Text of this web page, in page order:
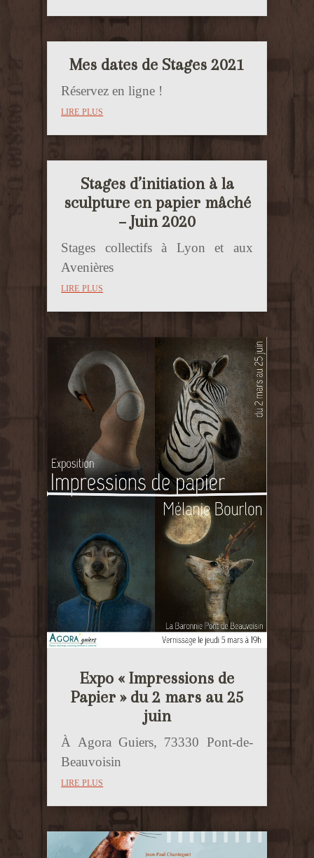
Mes dates de Stages 2021
Réservez en ligne !
lire plus
Stages d’initiation à la
sculpture en papier mâché
– Juin 2020
Stages collectifs à Lyon et aux
Avenières
lire plus
Expo « Impressions de
Papier » du 2 mars au 25
juin
À Agora Guiers, 73330 Pont-de-
Beauvoisin
lire plus